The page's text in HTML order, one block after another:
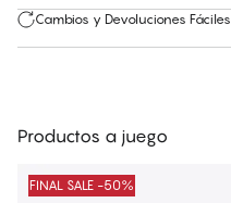
Cambios y Devoluciones Fáciles
Productos a juego
FINAL SALE -50%